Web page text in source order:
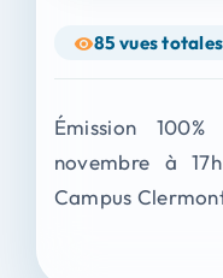
85 vues totales
Émission
novembre à
Campus